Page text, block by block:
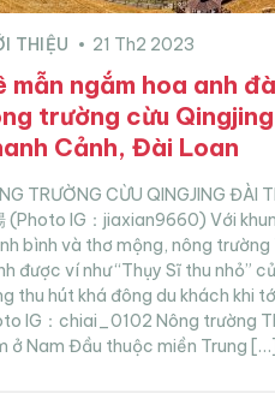
THIỆU 21 Th2 2023
mẫn ngắm hoa anh
trường cừu
Cảnh, Đài Loan
TRƯỜNG CỪU QINGJING ĐÀI
(Photo IG：jiaxian9660) Với
bình và thơ mộng, nông trường
được ví như “Thụy Sĩ thu nhỏ”
thu hút khá đông du khách khi
IG：chiai_0102 Nông trường
ở Nam Đầu thuộc miền Trung […]